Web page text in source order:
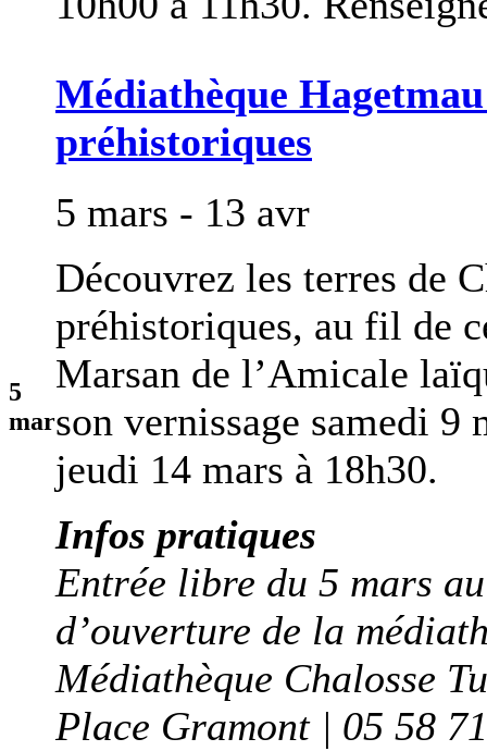
5
mar
Médiathèque
préhistoriques
5 mars - 13 avr
Découvrez les terres de
préhistoriques, au fil de
Marsan de l’Amicale
son vernissage samedi 9
jeudi 14 mars à 18h30.
Infos pratiques
Entrée libre du 5 mars
d’ouverture de la
Médiathèque Chalosse
Place Gramont | 05 58